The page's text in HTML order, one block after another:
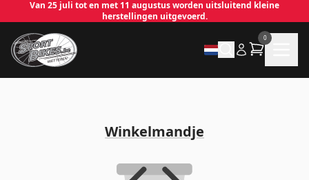
Van 25 juli tot en met 11 augustus worden uitsluitend kleine
herstellingen uitgevoerd.
0
Winkelmandje
✕
Inloggen